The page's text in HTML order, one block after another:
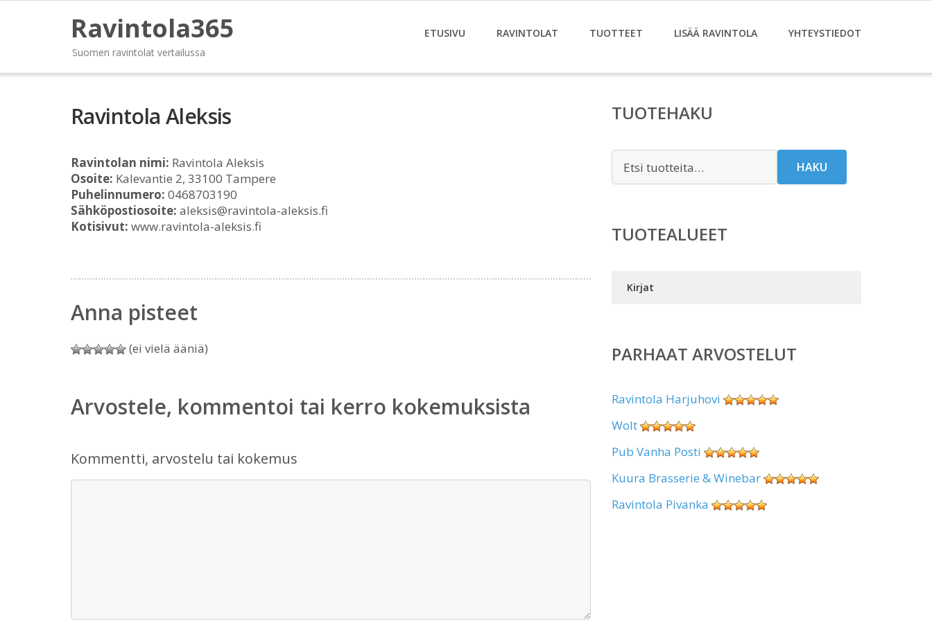
Ravintola365
Suomen ravintolat vertailussa
ETUSIVU RAVINTOLAT TUOTTEET LISÄÄ RAVINTOLA YHTEYSTIEDOT
Ravintola Aleksis
Ravintolan nimi: Ravintola Aleksis
Osoite: Kalevantie 2, 33100 Tampere
Puhelinnumero: 0468703190
Sähköpostiosoite: aleksis@ravintola-aleksis.fi
Kotisivut: www.ravintola-aleksis.fi
Anna pisteet
(ei vielä ääniä)
Arvostele, kommentoi tai kerro kokemuksista
Kommentti, arvostelu tai kokemus
TUOTEHAKU
HAKU
TUOTEALUEET
Kirjat
PARHAAT ARVOSTELUT
Ravintola Harjuhovi
Wolt
Pub Vanha Posti
Kuura Brasserie & Winebar
Ravintola Pivanka